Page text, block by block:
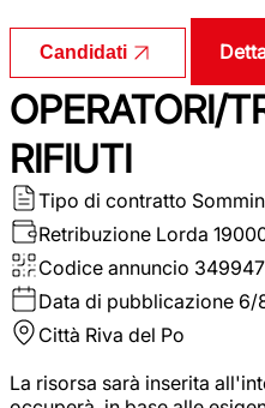
Candidati
OPERATORI/
RIFIUTI
Tipo di contratto
Retribuzione Lorda
Codice annuncio 349947
Data di pubblicazione 6/
Città Riva del Po
La risorsa sarà inserita